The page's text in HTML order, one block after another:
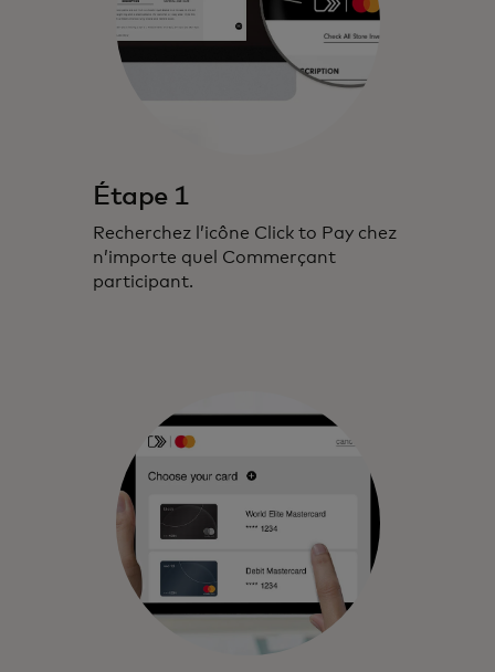
Étape 1
Recherchez l’icône Click to Pay chez
n’importe quel Commerçant
participant.